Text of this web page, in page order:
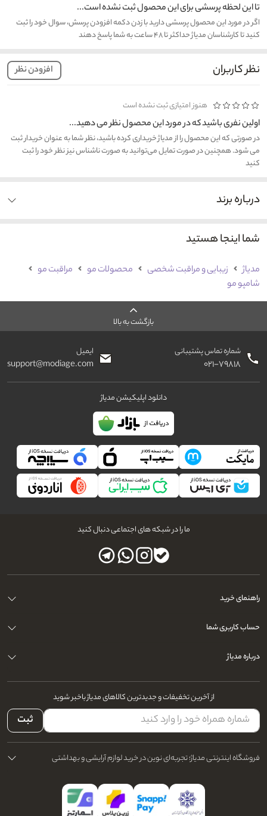
تا این لحظه پرسشی برای این محصول ثبت نشده است...
اگر در مورد این محصول پرسشی دارید با زدن دکمه افزودن پرسش، سوال خود را ثبت
کنید تا کارشناسان مدیاژ حداکثر تا ۴۸ ساعت به شما پاسخ دهند
نظر کاربران افزودن نظر
هنوز امتیازی ثبت نشده است
اولین نفری باشید که در مورد این محصول نظر می دهید...
در صورتی که این محصول را از مدیاژ خریداری کرده باشید، نظر شما به عنوان خریدار ثبت
می شود. همچنین در صورت تمایل می‌توانید به صورت ناشناس نیز نظر خود را ثبت
کنید
درباره برند
شما اینجا هستید
مدیاژ زیبایی و مراقبت شخصی محصولات مو
مراقبت مو
شامپو مو
بازگشت به بالا
شماره تماس پشتیبانی
۰۲۱-۷۹۸۱۸
ایمیل
support@modiage.com
دانلود اپلیکیشن مدیاژ
ما را در شبکه های اجتماعی دنبال کنید
راهنمای خرید
حساب کاربری شما
درباره مدیاژ
از آخرین تخفیفات و جدیدترین کالاهای مدیاژ باخبر شوید
ثبت
فروشگاه اینترنتی مدیاژ؛ تجربه‌ای نوین در خرید لوازم آرایشی و بهداشتی